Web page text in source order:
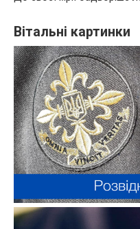
Вітальні картинки